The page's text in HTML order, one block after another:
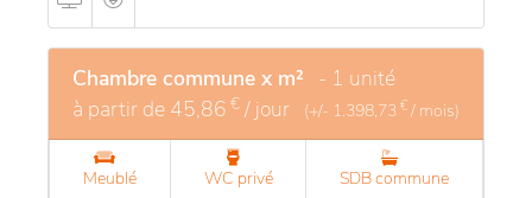
Chambre commune x m² - 1 unité
à partir de 45,86 € / jour (+/- 1.398,73 € / mois)
Meublé WC privé SDB commune